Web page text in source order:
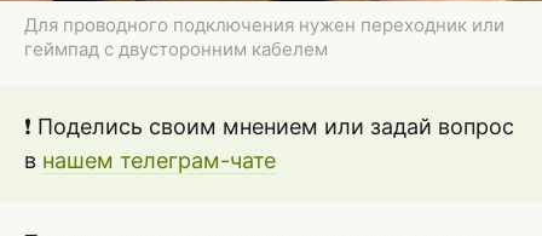
Для проводного подключения нужен переходник или
геймпад с двусторонним кабелем
❗ Поделись своим мнением или задай вопрос
в нашем телеграм-чате